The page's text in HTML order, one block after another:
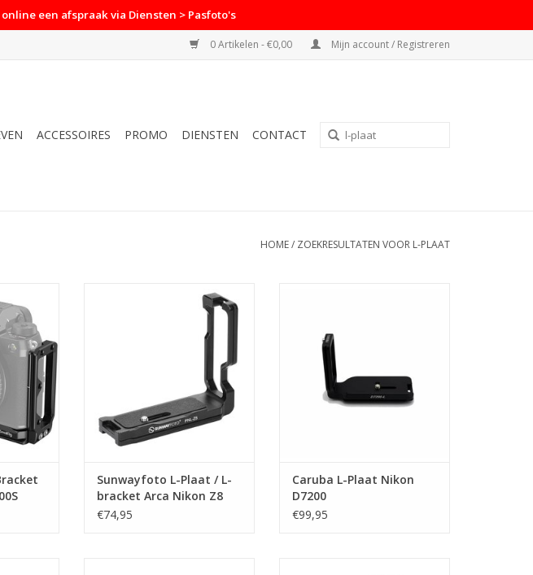
een afspraak via Diensten > Pasfoto's
0 Artikelen - €0,00 Mijn account / Registreren
ACCESSOIRES PROMO DIENSTEN CONTACT
HOME/ ZOEKRESULTATEN VOOR L-PLAAT
Sunwayfoto Sunwayfoto L-Plaat /
L-bracket Arca Nikon Z8 (PNL-Z8)
TOEVOEGEN AAN WINKELWAGEN
Sunwayfoto L-Plaat / L-
bracket Arca Nikon Z8
(PNL-Z8)
€74,95
Caruba L-Plaat Nikon
D7200
€99,95